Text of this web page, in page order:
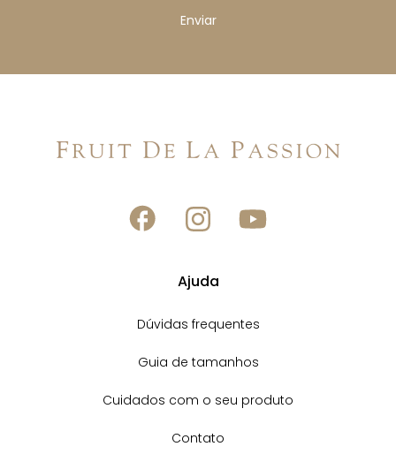
Ajuda
Dúvidas frequentes
Guia de tamanhos
Cuidados com o seu produto
Contato